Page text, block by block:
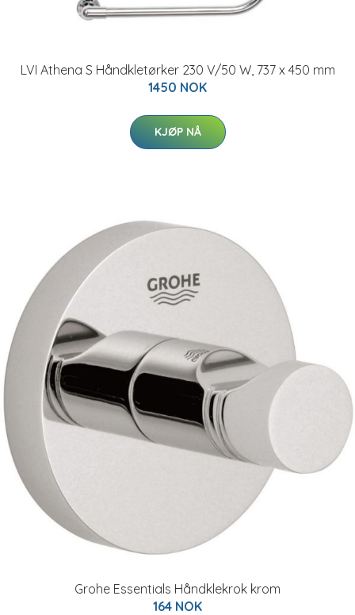
LVI Athena S Håndkletørker 230 V/50 W, 737 x 450 mm
1450 NOK
KJØP NÅ
Grohe Essentials Håndklekrok krom
164 NOK